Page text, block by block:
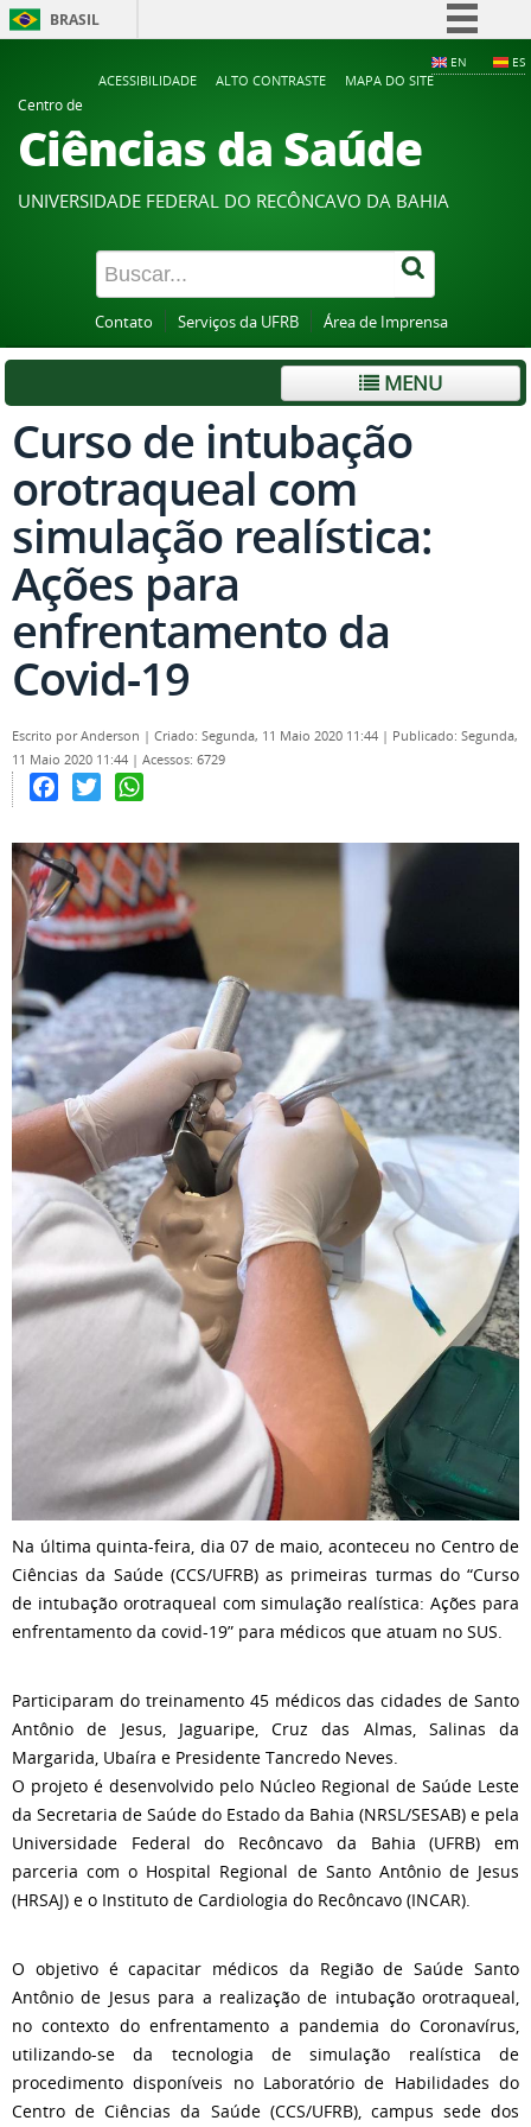
BRASIL
Participe
Acesso à informação
Legislação
Canais
EN ES
ACESSIBILIDADE ALTO CONTRASTE
MAPA DO SITE
Centro de
Ciências da Saúde
UNIVERSIDADE FEDERAL DO RECÔNCAVO DA BAHIA
Contato Serviços da UFRB Área de Imprensa
MENU
Curso de intubação
orotraqueal com
simulação realística:
Ações para
enfrentamento da
Covid-19
Escrito porAnderson | Criado: Segunda, 11 Maio 2020 11:44 | Publicado: Segunda,
11 Maio 2020 11:44 | Acessos: 6729
Na última quinta-feira, dia 07 de maio, aconteceu no Centro de
Ciências da Saúde (CCS/UFRB) as primeiras turmas do “Curso
de intubação orotraqueal com simulação realística: Ações para
enfrentamento da covid-19” para médicos que atuam no SUS.
Participaram do treinamento 45 médicos das cidades de Santo
Antônio de Jesus, Jaguaripe, Cruz das Almas, Salinas da
Margarida, Ubaíra e Presidente Tancredo Neves.
O projeto é desenvolvido pelo Núcleo Regional de Saúde Leste
da Secretaria de Saúde do Estado da Bahia (NRSL/SESAB) e pela
Universidade Federal do Recôncavo da Bahia (UFRB) em
parceria com o Hospital Regional de Santo Antônio de Jesus
(HRSAJ) e o Instituto de Cardiologia do Recôncavo (INCAR).
O objetivo é capacitar médicos da Região de Saúde Santo
Antônio de Jesus para a realização de intubação orotraqueal,
no contexto do enfrentamento a pandemia do Coronavírus,
utilizando-se da tecnologia de simulação realística de
procedimento disponíveis no Laboratório de Habilidades do
Centro de Ciências da Saúde (CCS/UFRB), campus sede dos